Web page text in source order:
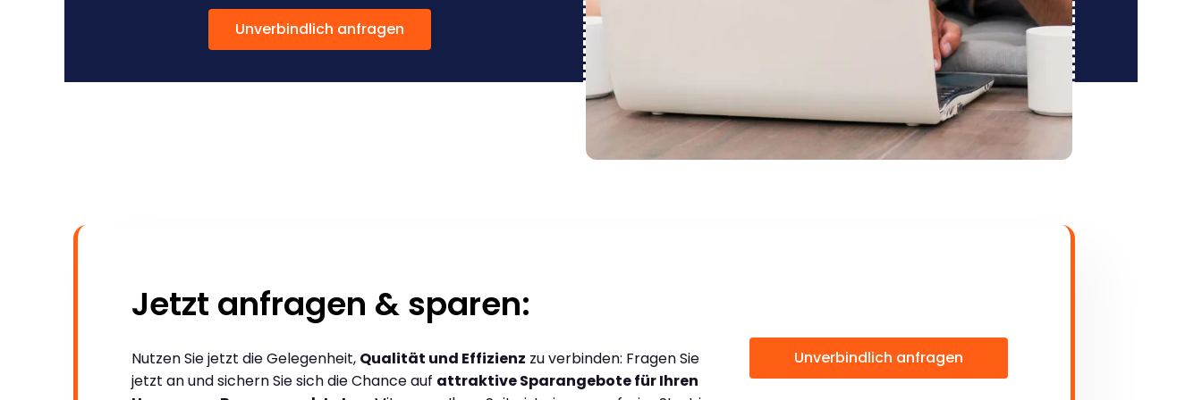
Unverbindlich anfragen
Jetzt anfragen & sparen:
Nutzen Sie jetzt die Gelegenheit, Qualität und Effizienz zu verbinden: Fragen Sie
jetzt an und sichern Sie sich die Chance auf attraktive Sparangebote für Ihren
Unverbindlich anfragen